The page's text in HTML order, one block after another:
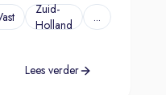
Zuid-
Holland
...
Lees verder